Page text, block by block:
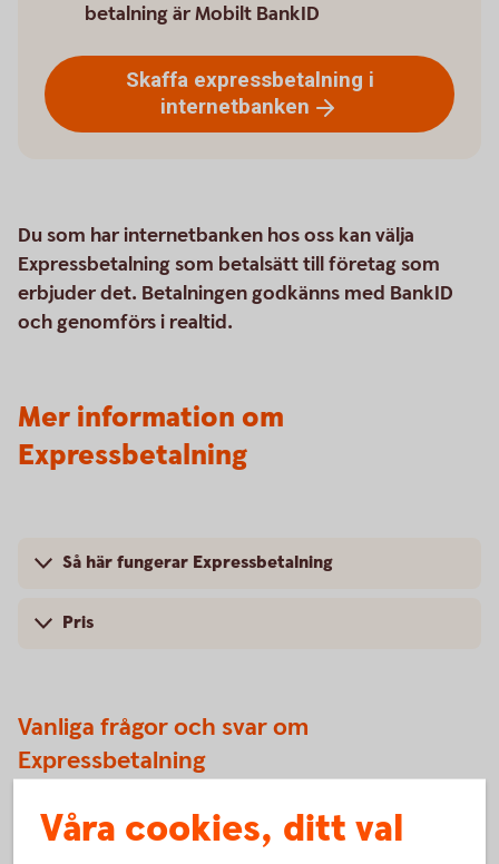
betalning är Mobilt BankID
Skaffa expressbetalning i
internetbanken
Du som har internetbanken hos oss kan välja
Expressbetalning som betalsätt till företag som
erbjuder det. Betalningen godkänns med BankID
och genomförs i realtid.
Mer information om
Expressbetalning
Så här fungerar Expressbetalning
Pris
Vanliga frågor och svar om
Expressbetalning
När debiteras mitt konto om jag väljer
Expressbetalning?
Våra cookies, ditt val